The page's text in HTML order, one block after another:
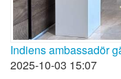
Indiens ambassadör
2025-10-03 15:07